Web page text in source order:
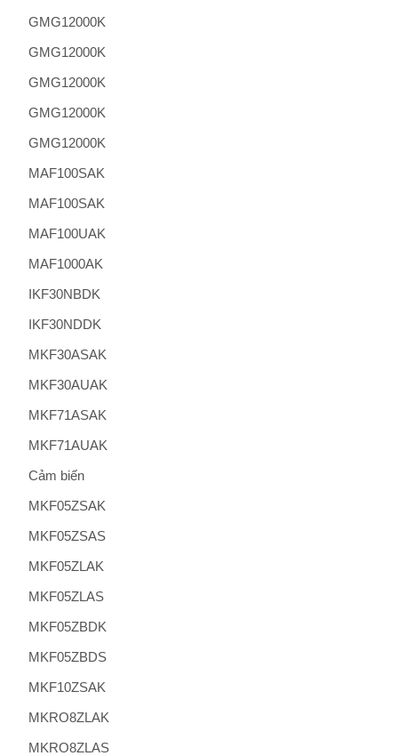
GMG12000K
GMG12000K
GMG12000K
GMG12000K
GMG12000K
MAF100SAK
MAF100SAK
MAF100UAK
MAF1000AK
IKF30NBDK
IKF30NDDK
MKF30ASAK
MKF30AUAK
MKF71ASAK
MKF71AUAK
Cảm biến
MKF05ZSAK
MKF05ZSAS
MKF05ZLAK
MKF05ZLAS
MKF05ZBDK
MKF05ZBDS
MKF10ZSAK
MKRO8ZLAK
MKRO8ZLAS